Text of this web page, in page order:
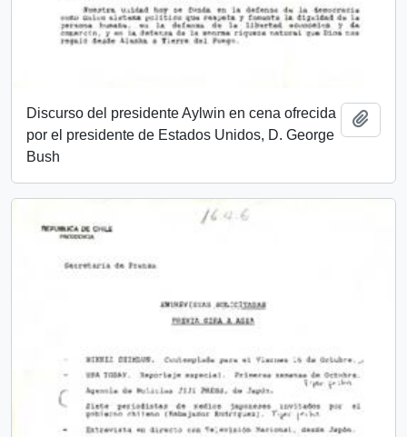
Discurso del presidente Aylwin en cena ofrecida
por el presidente de Estados Unidos, D. George
Bush